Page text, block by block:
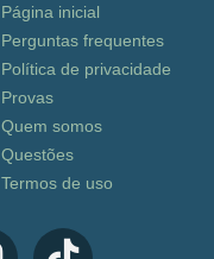
Página inicial
Perguntas frequentes
Política de privacidade
Provas
Quem somos
Questões
Termos de uso